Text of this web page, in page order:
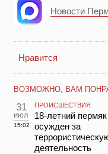
Новости
Нравится
ВОЗМОЖНО, ВАМ
31
июл
15:02
ПРОИСШЕСТВИЯ
18-летний пермяк
осужден за
деятельность